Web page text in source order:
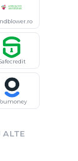
ALTE